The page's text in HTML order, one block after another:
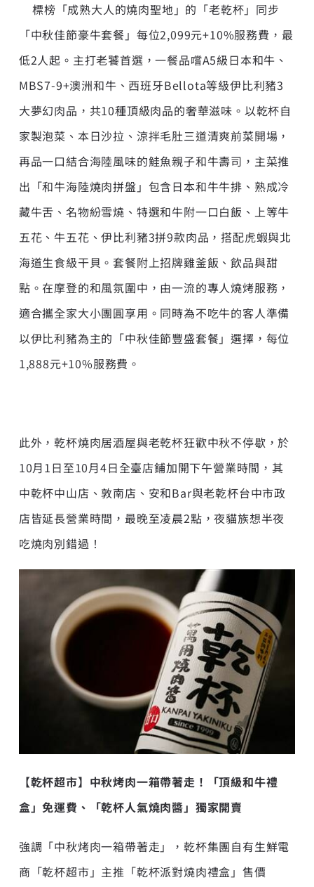
標榜「成熟大人的燒肉聖地」的「老乾杯」同步
「中秋佳節豪牛套餐」每位2,099元+10%服務費，最
低2人起。主打老饕首選，一餐品嚐A5級日本和牛、
MBS7-9+澳洲和牛、西班牙Bellota等級伊比利豬3
大夢幻肉品，共10種頂級肉品的奢華滋味。以乾杯自
家製泡菜、本日沙拉、涼拌毛肚三道清爽前菜開場，
再品一口結合海陸風味的鮭魚親子和牛壽司，主菜推
出「和牛海陸燒肉拼盤」包含日本和牛牛排、熟成冷
藏牛舌、名物紛雪燒、特選和牛附一口白飯、上等牛
五花、牛五花、伊比利豬3拼9款肉品，搭配虎蝦與北
海道生食級干貝。套餐附上招牌雞釜飯、飲品與甜
點。在摩登的和風氛圍中，由一流的專人燒烤服務，
適合攜全家大小團圓享用。同時為不吃牛的客人準備
以伊比利豬為主的「中秋佳節豐盛套餐」選擇，每位
1,888元+10%服務費。
此外，乾杯燒肉居酒屋與老乾杯狂歡中秋不停歇，於
10月1日至10月4日全臺店鋪加開下午營業時間，其
中乾杯中山店、敦南店、安和Bar與老乾杯台中市政
店皆延長營業時間，最晚至凌晨2點，夜貓族想半夜
吃燒肉別錯過！
【乾杯超市】中秋烤肉一箱帶著走！「頂級和牛禮
盒」免運費、「乾杯人氣燒肉醬」獨家開賣
強調「中秋烤肉一箱帶著走」，乾杯集團自有生鮮電
商「乾杯超市」主推「乾杯派對燒肉禮盒」售價